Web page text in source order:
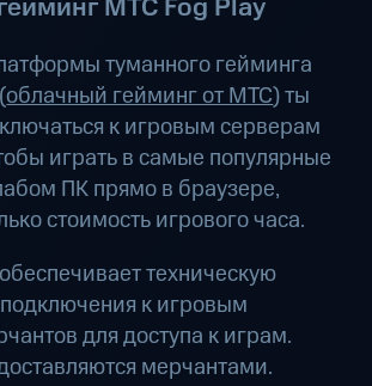
МТС Fog Play
туманного гейминга
облачный гейминг от МТС) ты
к игровым серверам
играть в самые популярные
ПК прямо в браузере,
стоимость игрового часа.
техническую
к игровым
для доступа к играм.
мерчантами.